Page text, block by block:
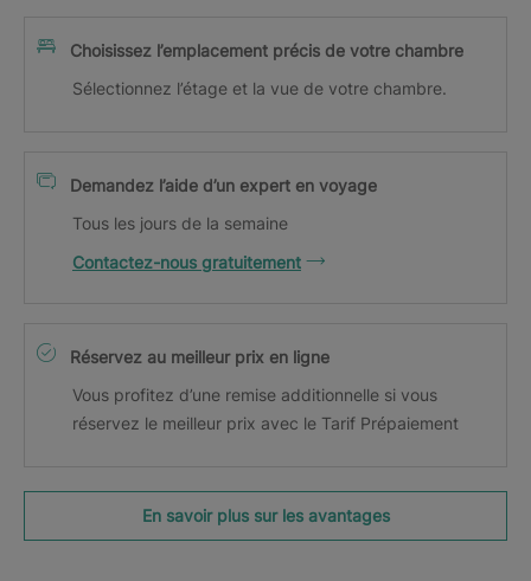
Choisissez l’emplacement précis de votre chambre
Sélectionnez l’étage et la vue de votre chambre.
Demandez l’aide d’un expert en voyage
Tous les jours de la semaine
Contactez-nous gratuitement
Réservez au meilleur prix en ligne
Vous profitez d’une remise additionnelle si vous
réservez le meilleur prix avec le Tarif Prépaiement
En savoir plus sur les avantages